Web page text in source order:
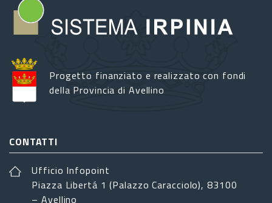
Progetto finanziato e realizzato con fondi
della Provincia di Avellino
CONTATTI
Ufficio Infopoint
Piazza Libertá 1 (Palazzo Caracciolo), 83100
– Avellino